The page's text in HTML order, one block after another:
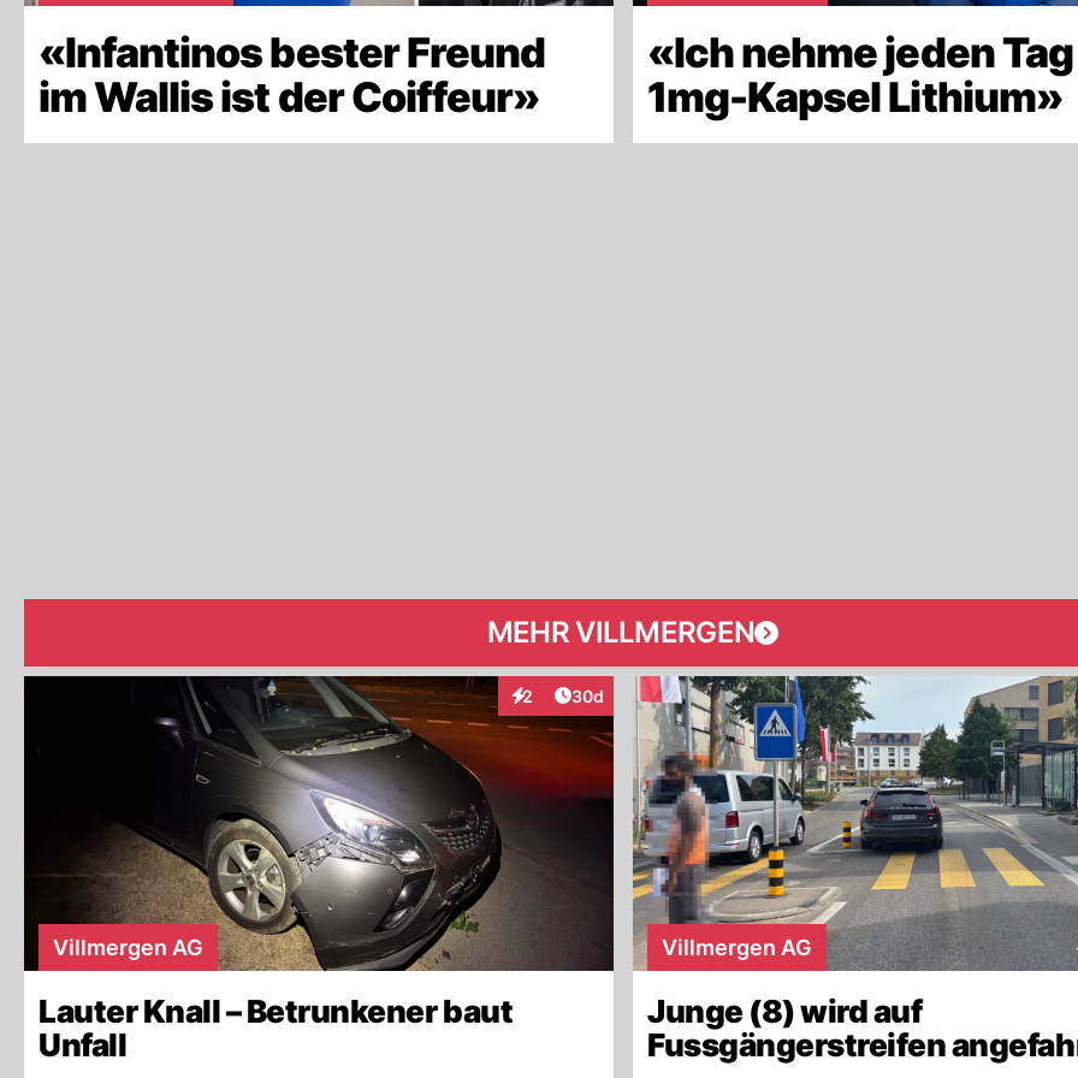
«Infantinos bester Freund
im Wallis ist der Coiffeur»
«Ich nehme jeden
1mg-Kapsel Lithium»
MEHR VILLMERGEN
2
InteraktionenArtikel veröffentlicht:
30d
Villmergen AG
Lauter Knall – Betrunkener baut
Unfall
Villmergen AG
Junge (8) wird auf
Fussgängerstreifen